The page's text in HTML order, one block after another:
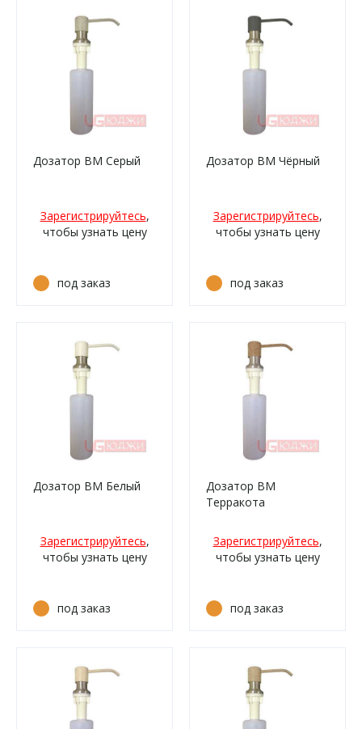
Дозатор ВМ Серый
Зарегистрируйтесь,
чтобы узнать цену
под заказ
Дозатор ВМ Чёрный
Зарегистрируйтесь,
чтобы узнать цену
под заказ
Дозатор ВМ Белый
Зарегистрируйтесь,
чтобы узнать цену
под заказ
Дозатор ВМ
Терракота
Зарегистрируйтесь,
чтобы узнать цену
под заказ